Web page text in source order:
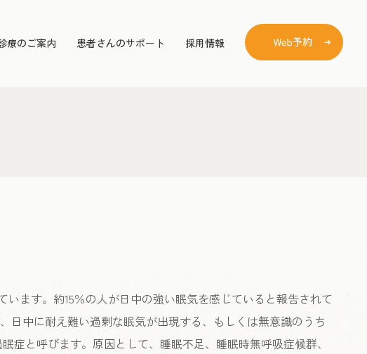
療のご案内 患者さんのサポート 採用情報
ます。約15％の人が日中の強い眠気を感じていると報告されて
日中に耐え難い過剰な眠気が出現する、もしくは無意識のうち
症と呼びます。原因として、睡眠不足、睡眠時無呼吸症候群、